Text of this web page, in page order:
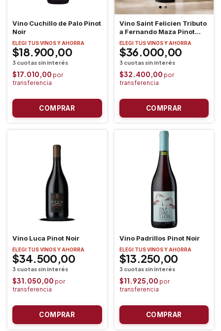
Vino Cuchillo de Palo Pinot
Noir
ELEGI TUS VINOS Y AHORRA
$18.900,00
$17.010,00
Vino Saint Felicien Tributo
a Fernando Maza Pinot
Noir
ELEGI TUS VINOS Y AHORRA
$36.000,00
$32.400,00
Vino Luca Pinot Noir
ELEGI TUS VINOS Y AHORRA
$34.500,00
$31.050,00
Vino Padrillos Pinot Noir
ELEGI TUS VINOS Y AHORRA
$13.250,00
$11.925,00